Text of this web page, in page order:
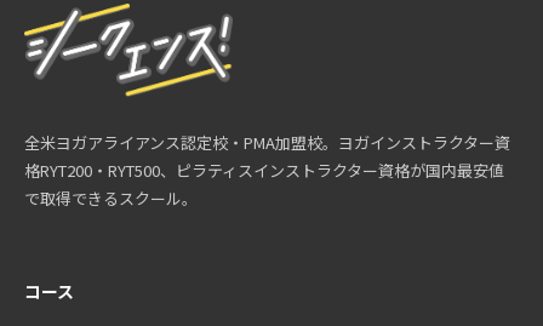
全米ヨガアライアンス認定校・PMA加盟校。ヨガインストラクター資
格RYT200・RYT500、ピラティスインストラクター資格が国内最安値
で取得できるスクール。
コース